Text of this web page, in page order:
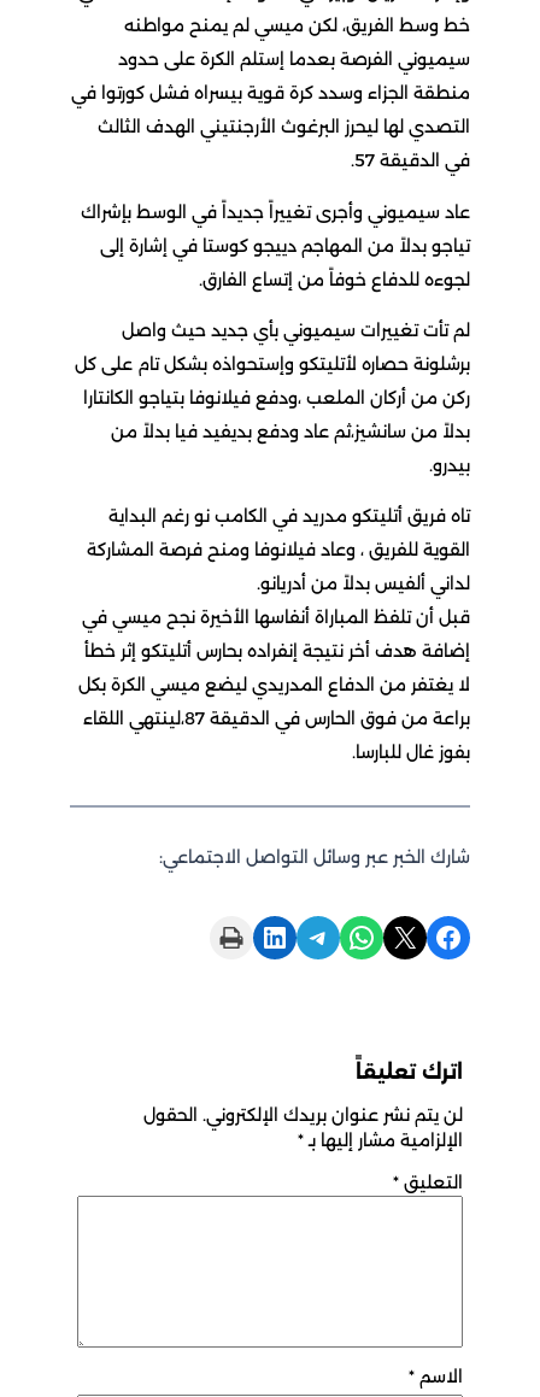
خط وسط الفريق، لكن ميسي لم يمنح مواطنه
سيميوني الفرصة بعدما إستلم الكرة على حدود
منطقة الجزاء وسدد كرة قوية بيسراه فشل كورتوا في
التصدي لها ليحرز البرغوث الأرجنتيني الهدف الثالث
في الدقيقة 57.
عاد سيميوني وأجرى تغييراً جديداً في الوسط بإشراك
تياجو بدلاً من المهاجم دييجو كوستا في إشارة إلى
لجوءه للدفاع خوفاً من إتساع الفارق.
لم تأت تغييرات سيميوني بأي جديد حيث واصل
برشلونة حصاره لأتليتكو وإستحواذه بشكل تام على كل
ركن من أركان الملعب ،ودفع فيلانوفا بتياجو الكانتارا
بدلاً من سانشيز،ثم عاد ودفع بديفيد فيا بدلاً من
تاه فريق أتليتكو مدريد في الكامب نو رغم البداية
القوية للفريق ، وعاد فيلانوفا ومنح فرصة المشاركة
لداني ألفيس بدلاً من أدريانو.
قبل أن تلفظ المباراة أنفاسها الأخيرة نجح ميسي في
إضافة هدف أخر نتيجة إنفراده بحارس أتليتكو إثر خطأ
لا يغتفر من الدفاع المدريدي ليضع ميسي الكرة بكل
براعة من فوق الحارس في الدقيقة 87،لينتهي اللقاء
بفوز غال للبارسا.
شارك الخبر عبر وسائل التواصل الاجتماعي:
Share on WhatsApp
Share on Telegram
Share on LinkedIn
Print this Page
اترك تعليقاً
لن يتم نشر عنوان بريدك الإلكتروني. الحقول
الإلزامية مشار إليها بـ*